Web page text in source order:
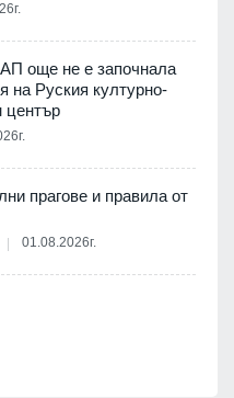
още не е започнала
на Руския културно-
център
прагове и правила от
01.08.2026г.